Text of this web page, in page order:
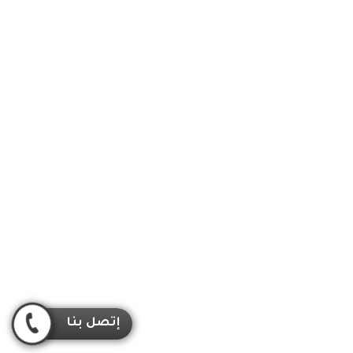
إتصل بنا